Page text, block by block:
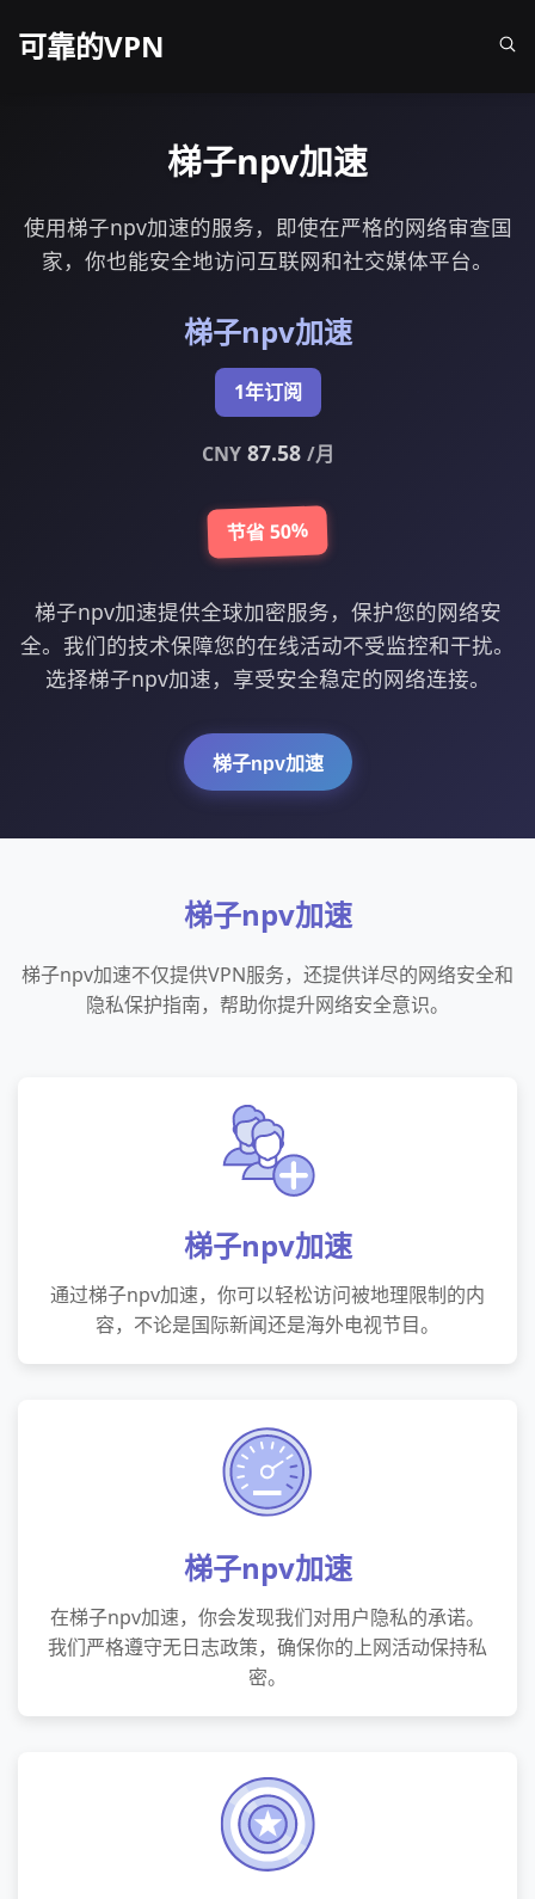
可靠的VPN
梯子npv加速
使用梯子npv加速的服务，即使在严格的网络审查国
家，你也能安全地访问互联网和社交媒体平台。
梯子npv加速
1年订阅
CNY87.58 /月
节省 50%
梯子npv加速提供全球加密服务，保护您的网络安
全。我们的技术保障您的在线活动不受监控和干扰。
选择梯子npv加速，享受安全稳定的网络连接。
梯子npv加速
梯子npv加速
梯子npv加速不仅提供VPN服务，还提供详尽的网络安全和
隐私保护指南，帮助你提升网络安全意识。
梯子npv加速
通过梯子npv加速，你可以轻松访问被地理限制的内
容，不论是国际新闻还是海外电视节目。
梯子npv加速
在梯子npv加速，你会发现我们对用户隐私的承诺。
我们严格遵守无日志政策，确保你的上网活动保持私
密。